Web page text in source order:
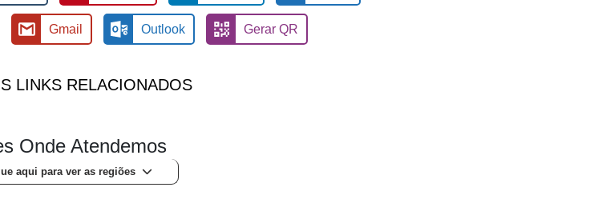
Gmail Outlook Gerar QR
LINKS RELACIONADOS
Onde Atendemos
aqui para ver as regiões